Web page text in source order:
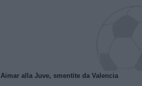
Aimar alla Juve, smentite da Valencia